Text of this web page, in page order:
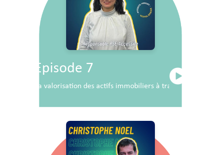
Episode 7
La valorisation des actifs immobiliers à travers la RSE